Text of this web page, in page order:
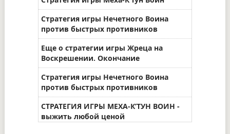
Стратегия игры Нечетного Воина
против быстрых противников
Еще о стратегии игры Жреца на
Воскрешении. Окончание
Стратегия игры Нечетного Воина
против быстрых противников
СТРАТЕГИЯ ИГРЫ МЕХА-К’ТУН ВОИН -
выжить любой ценой